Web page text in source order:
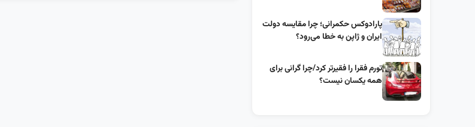
پارادوکس حکمرانی؛ چرا مقایسه دولت
ایران و ژاپن به خطا می‌رود؟
تورم فقرا را فقیرتر کرد/چرا گرانی برای
همه یکسان نیست؟